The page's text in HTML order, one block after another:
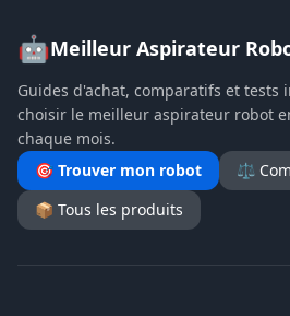
🤖Meilleur Aspirateur
Guides d'achat, comparatifs et tests
choisir le meilleur aspirateur robot
chaque mois.
🎯 Trouver mon robot
⚖️
📦 Tous les produits